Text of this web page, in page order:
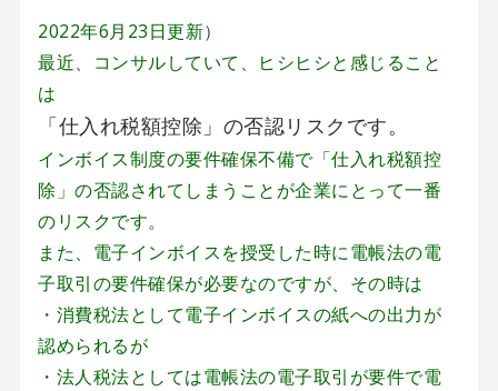
2022年6月23日更新）
最近、コンサルしていて、ヒシヒシと感じること
は
「仕入れ税額控除」の否認リスクです。
インボイス制度の要件確保不備で「仕入れ税額控
除」の否認されてしまうことが企業にとって一番
のリスクです。
また、電子インボイスを授受した時に電帳法の電
子取引の要件確保が必要なのですが、その時は
・消費税法として電子インボイスの紙への出力が
認められるが
・法人税法としては電帳法の電子取引が要件で電